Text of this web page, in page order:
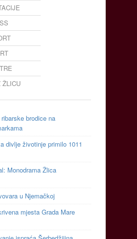
ŽLICU
brodice na
divlje životinje primilo 1011
Monodrama Žlica
u Njemačkoj
mjesta Grada Mare